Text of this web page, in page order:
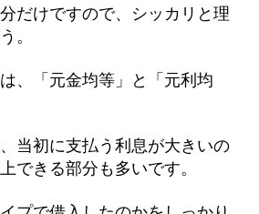
だけですので、シッカリと理
。
、「元金均等」と「元利均
当初に支払う利息が大きいの
できる部分も多いです。